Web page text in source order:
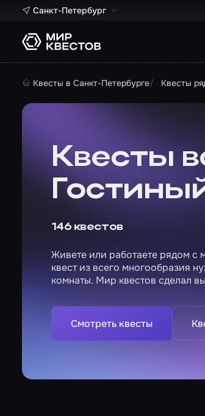
Санкт-Петербург
Квесты в Санкт-Петербурге Квесты
Квесты
146 квестов
Живете или работаете рядом с
квест из всего многообразия
комнаты. Мир квестов сделал
Смотреть квесты